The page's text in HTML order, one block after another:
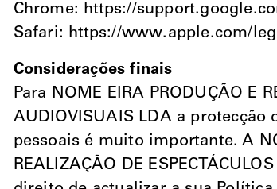
Chrome: https://
Safari: https://www.apple.com/
Considerações finais
Para NOME EIRA PRODUÇÃO E
AUDIOVISUAIS LDA a protecção
pessoais é muito importante. A
REALIZAÇÃO DE